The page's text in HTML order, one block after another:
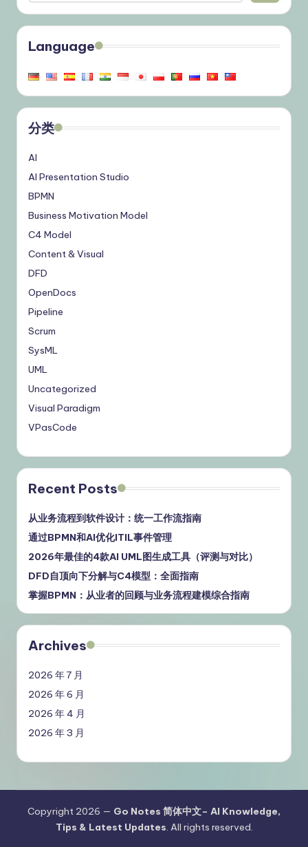
Language
分类
AI
AI Presentation Studio
BPMN
Business Motivation Model
C4 Model
Content & Visual
DFD
OpenDocs
Pipeline
Scrum
SysML
UML
Uncategorized
Visual Paradigm
VPasCode
Recent Posts
从业务流程到软件设计：统一工作流指南
通过BPMN和AI优化ITIL事件管理
2026年最佳的4款AI UML图生成工具（评测与对比）
DFD自顶向下分解与C4模型：全面指南
掌握BPMN：从业者的回顾与业务流程建模综合指南
Archives
2026 年 7 月
2026 年 6 月
2026 年 4 月
2026 年 3 月
Copyright 2026 — Go Notes 简体中文– AI Knowledge,
Tips & Latest Updates . All rights reserved.